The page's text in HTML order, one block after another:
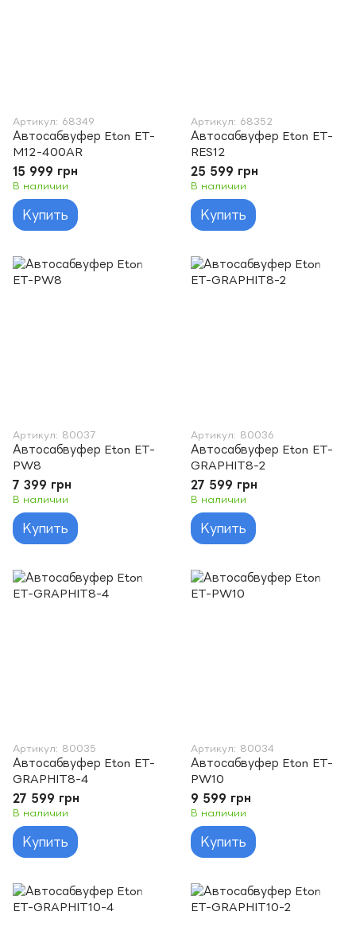
Артикул: 68349
Автосабвуфер Eton ET-
M12-400AR
15 999 грн
В наличии
Купить
Артикул: 68352
Автосабвуфер Eton ET-
RES12
25 599 грн
В наличии
Купить
Артикул: 80037
Автосабвуфер Eton ET-
PW8
7 399 грн
В наличии
Купить
Артикул: 80036
Автосабвуфер Eton ET-
GRAPHIT8-2
27 599 грн
В наличии
Купить
Артикул: 80035
Автосабвуфер Eton ET-
GRAPHIT8-4
27 599 грн
В наличии
Купить
Артикул: 80034
Автосабвуфер Eton ET-
PW10
9 599 грн
В наличии
Купить